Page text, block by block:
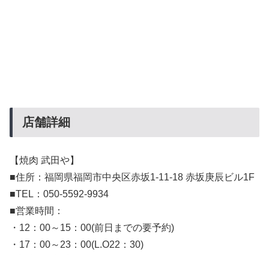
店舗詳細
【焼肉 武田や】
■住所：福岡県福岡市中央区赤坂1-11-18 赤坂庚辰ビル1F
■TEL：050-5592-9934
■営業時間：
・12：00～15：00(前日までの要予約)
・17：00～23：00(L.O22：30)